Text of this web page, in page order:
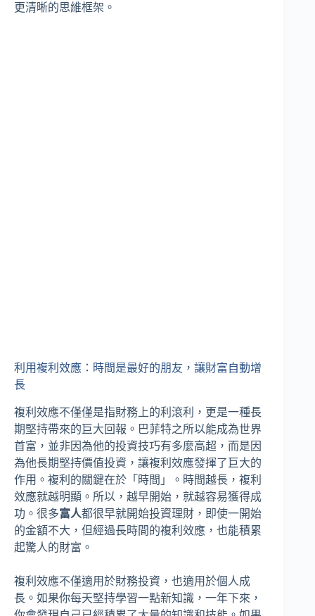
更清晰的思維框架。
利用複利效應：時間是最好的朋友，讓財富自動增
長
複利效應不僅僅是指財務上的利滾利，更是一種長
期堅持帶來的巨大回報。巴菲特之所以能成為世界
首富，並非因為他的投資技巧有多麼高超，而是因
為他長期堅持價值投資，讓複利效應發揮了巨大的
作用。複利的關鍵在於「時間」。時間越長，複利
效應就越明顯。所以，越早開始，就越容易獲得成
功。很多富人都很早就開始投資理財，即使一開始
的金額不大，但經過長時間的複利效應，也能積累
起驚人的財富。
複利效應不僅適用於財務投資，也適用於個人成
長。如果你每天堅持學習一點新知識，一年下來，